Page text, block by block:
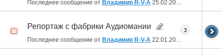
Последнее сообщение от Владимир R-V-A 25.02.2020
Репортаж с фабрики Аудиомании
Последнее сообщение от Владимир R-V-A 22.01.2020
3